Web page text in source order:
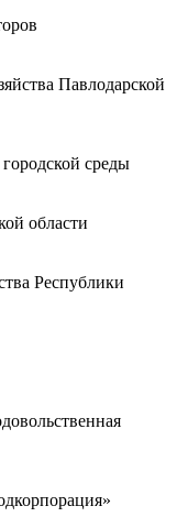
Павлодарской
среды
области
Республики